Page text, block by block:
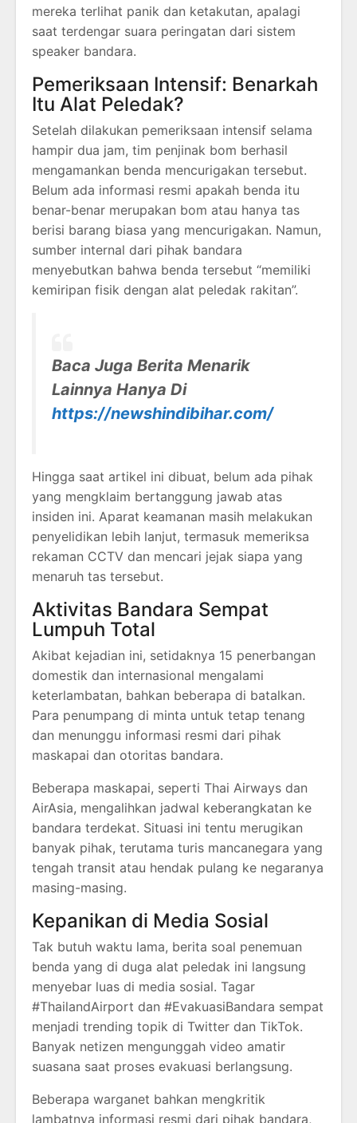
mereka terlihat panik dan ketakutan, apalagi
saat terdengar suara peringatan dari sistem
speaker bandara.
Pemeriksaan Intensif: Benarkah
Itu Alat Peledak?
Setelah dilakukan pemeriksaan intensif selama
hampir dua jam, tim penjinak bom berhasil
mengamankan benda mencurigakan tersebut.
Belum ada informasi resmi apakah benda itu
benar-benar merupakan bom atau hanya tas
berisi barang biasa yang mencurigakan. Namun,
sumber internal dari pihak bandara
menyebutkan bahwa benda tersebut “memiliki
kemiripan fisik dengan alat peledak rakitan”.
Baca Juga Berita Menarik
Lainnya Hanya Di
https://newshindibihar.com/
Hingga saat artikel ini dibuat, belum ada pihak
yang mengklaim bertanggung jawab atas
insiden ini. Aparat keamanan masih melakukan
penyelidikan lebih lanjut, termasuk memeriksa
rekaman CCTV dan mencari jejak siapa yang
menaruh tas tersebut.
Aktivitas Bandara Sempat
Lumpuh Total
Akibat kejadian ini, setidaknya 15 penerbangan
domestik dan internasional mengalami
keterlambatan, bahkan beberapa di batalkan.
Para penumpang di minta untuk tetap tenang
dan menunggu informasi resmi dari pihak
maskapai dan otoritas bandara.
Beberapa maskapai, seperti Thai Airways dan
AirAsia, mengalihkan jadwal keberangkatan ke
bandara terdekat. Situasi ini tentu merugikan
banyak pihak, terutama turis mancanegara yang
tengah transit atau hendak pulang ke negaranya
masing-masing.
Kepanikan di Media Sosial
Tak butuh waktu lama, berita soal penemuan
benda yang di duga alat peledak ini langsung
menyebar luas di media sosial. Tagar
#ThailandAirport dan #EvakuasiBandara sempat
menjadi trending topik di Twitter dan TikTok.
Banyak netizen mengunggah video amatir
suasana saat proses evakuasi berlangsung.
Beberapa warganet bahkan mengkritik
lambatnya informasi resmi dari pihak bandara,